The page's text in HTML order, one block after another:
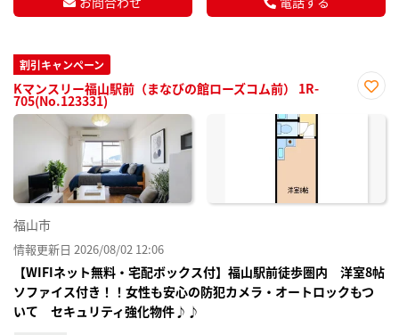
割引キャンペーン
Kマンスリー福山駅前（まなびの館ローズコム前） 1R-
705(No.123331)
に入
福山市
情報更新日 2026/08/02 12:06
【WIFIネット無料・宅配ボックス付】福山駅前徒歩圏内 洋室8帖
ソファイス付き！！女性も安心の防犯カメラ・オートロックもつ
いて セキュリティ強化物件♪♪